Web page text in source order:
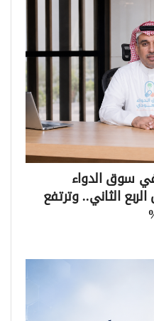
سوق الدواء
48.6% خلال الربع الثاني.. وترتفع